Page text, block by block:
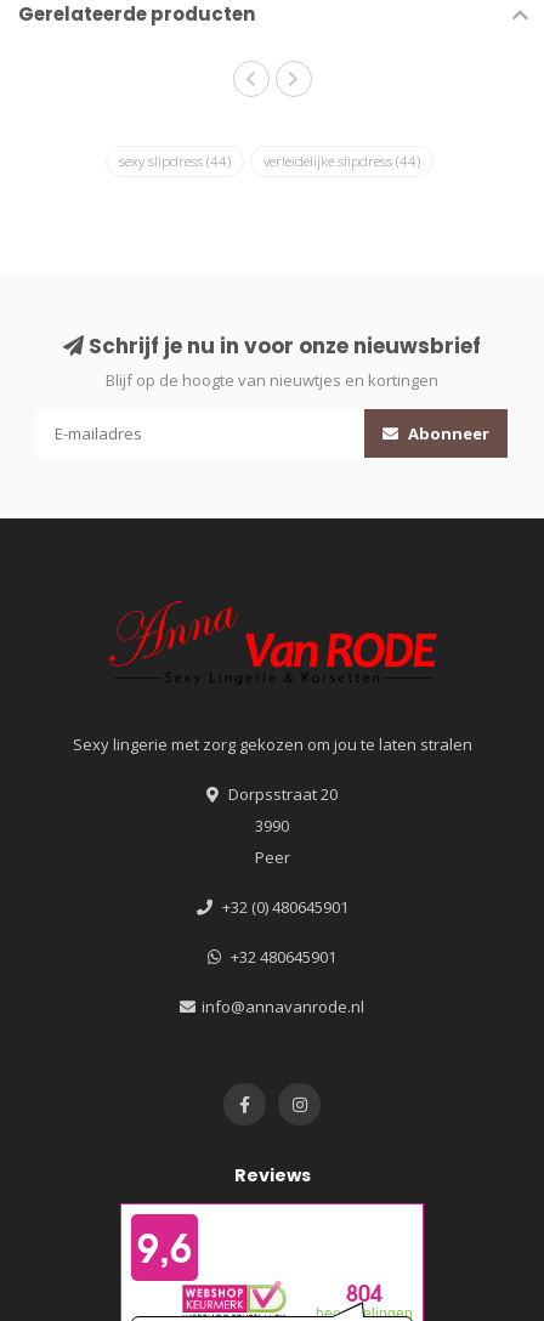
Gerelateerde producten
sexy slipdress (44) verleidelijke slipdress (44)
Schrijf je nu in voor onze nieuwsbrief
Blijf op de hoogte van nieuwtjes en kortingen
Abonneer
Sexy lingerie met zorg gekozen om jou te laten stralen
Dorpsstraat 20
3990
Peer
+32 (0) 480645901
+32 480645901
info@annavanrode.nl
Reviews